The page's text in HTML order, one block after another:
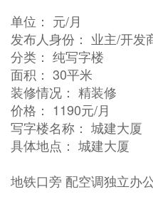
单位： 元/月
发布人身份： 业主/开发
分类： 纯写字楼
面积： 30平米
装修情况： 精装修
价格： 1190元/月
写字楼名称： 城建大厦
具体地点： 城建大厦
地铁口旁 配空调独立办